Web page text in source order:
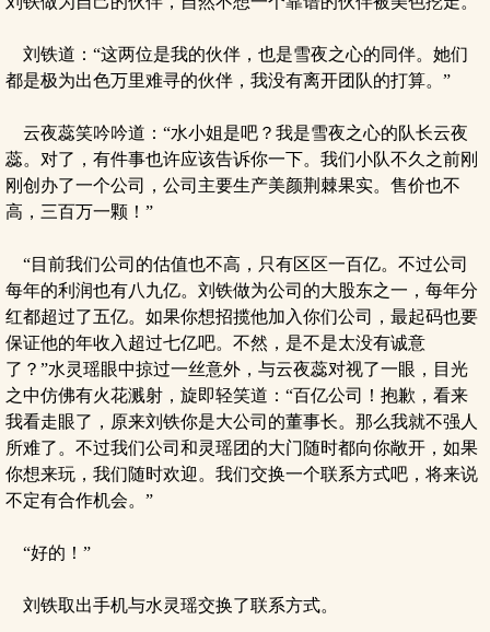
刘铁道：“这两位是我的伙伴，也是雪夜之心的同伴。她们
都是极为出色万里难寻的伙伴，我没有离开团队的打算。”
云夜蕊笑吟吟道：“水小姐是吧？我是雪夜之心的队长云夜
蕊。对了，有件事也许应该告诉你一下。我们小队不久之前刚
刚创办了一个公司，公司主要生产美颜荆棘果实。售价也不
高，三百万一颗！”
“目前我们公司的估值也不高，只有区区一百亿。不过公司
每年的利润也有八九亿。刘铁做为公司的大股东之一，每年分
红都超过了五亿。如果你想招揽他加入你们公司，最起码也要
保证他的年收入超过七亿吧。不然，是不是太没有诚意
了？”水灵瑶眼中掠过一丝意外，与云夜蕊对视了一眼，目光
之中仿佛有火花溅射，旋即轻笑道：“百亿公司！抱歉，看来
我看走眼了，原来刘铁你是大公司的董事长。那么我就不强人
所难了。不过我们公司和灵瑶团的大门随时都向你敞开，如果
你想来玩，我们随时欢迎。我们交换一个联系方式吧，将来说
不定有合作机会。”
“好的！”
刘铁取出手机与水灵瑶交换了联系方式。